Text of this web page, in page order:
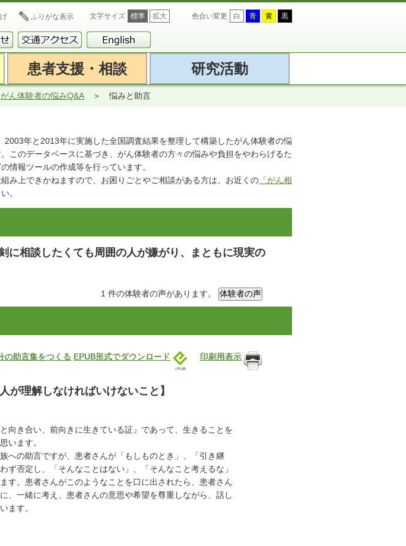
ふりがな表示 文字サイズ 標準 拡大 色合い変更 白 青 黄 黒
患者支援・相談 研究活動
がん体験者の悩みQ&A 悩みと助言
2003年と2013年に実施した全国調査結果を整理して構築したがん体験者の悩
このデータベースに基づき、がん体験者の方々の悩みや負担をやわらげるた
情報ツールの作成等を行っています。
み上できかねますので、お困りごとやご相談がある方は、お近くの 「がん相
。
に相談したくても周囲の人が嫌がり、まともに現実の
1 件の体験者の声があります。
の助言集をつくる EPUB形式でダウンロード 印刷用表示
が理解しなければいけないこと】
向き合い、前向きに生きている証』であって、生きることを
います。
への助言ですが、患者さんが「もしものとき」、「引き継
ず否定し、「そんなことはない」、「そんなこと考えるな」
す。患者さんがこのようなことを口に出されたら、患者さん
、一緒に考え、患者さんの意思や希望を尊重しながら、話し
ます。